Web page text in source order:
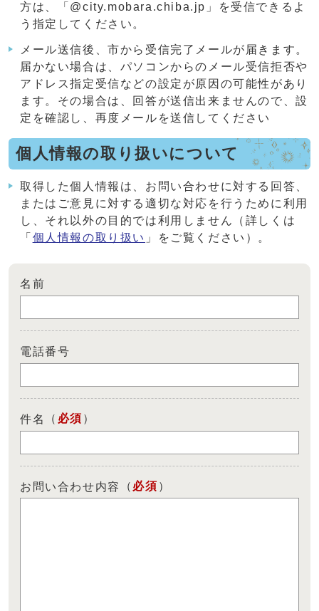
方は、「@city.mobara.chiba.jp」を受信できるよ
う指定してください。
メール送信後、市から受信完了メールが届きます。
届かない場合は、パソコンからのメール受信拒否や
アドレス指定受信などの設定が原因の可能性があり
ます。その場合は、回答が送信出来ませんので、設
定を確認し、再度メールを送信してください
個人情報の取り扱いについて
取得した個人情報は、お問い合わせに対する回答、
またはご意見に対する適切な対応を行うために利用
し、それ以外の目的では利用しません（詳しくは
「 個人情報の取り扱い 」をご覧ください）。
名前
電話番号
件名 （ 必須 ）
お問い合わせ内容 （ 必須 ）